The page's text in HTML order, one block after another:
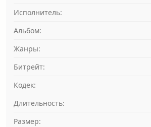
Исполнитель:
Альбом:
Жанры:
Битрейт:
Кодек:
Длительность:
Размер: